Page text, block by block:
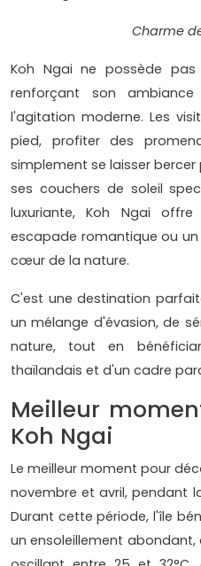
Charme
Koh Ngai ne possède
renforçant son
l'agitation moderne. Les
pied, profiter des
simplement se laisser
ses couchers de soleil
luxuriante, Koh Ngai
escapade romantique ou
cœur de la nature.
C'est une destination
un mélange d'évasion, de
nature, tout en
thaïlandais et d'un cadre
Meilleur
Koh Ngai
Le meilleur moment pour
novembre et avril, pendant
Durant cette période, l'île
un ensoleillement